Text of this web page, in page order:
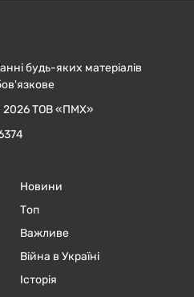
будь-яких матеріалів
2026 ТОВ «ПМХ»
Новини
Топ
Важливе
Війна в Україні
Історія